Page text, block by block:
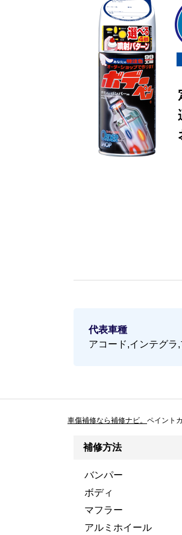
代表車種
アコード,インテグラ
車傷補修なら補修ナビ。 ペイント
補修方法
バンパー
ボディ
マフラー
アルミホイール